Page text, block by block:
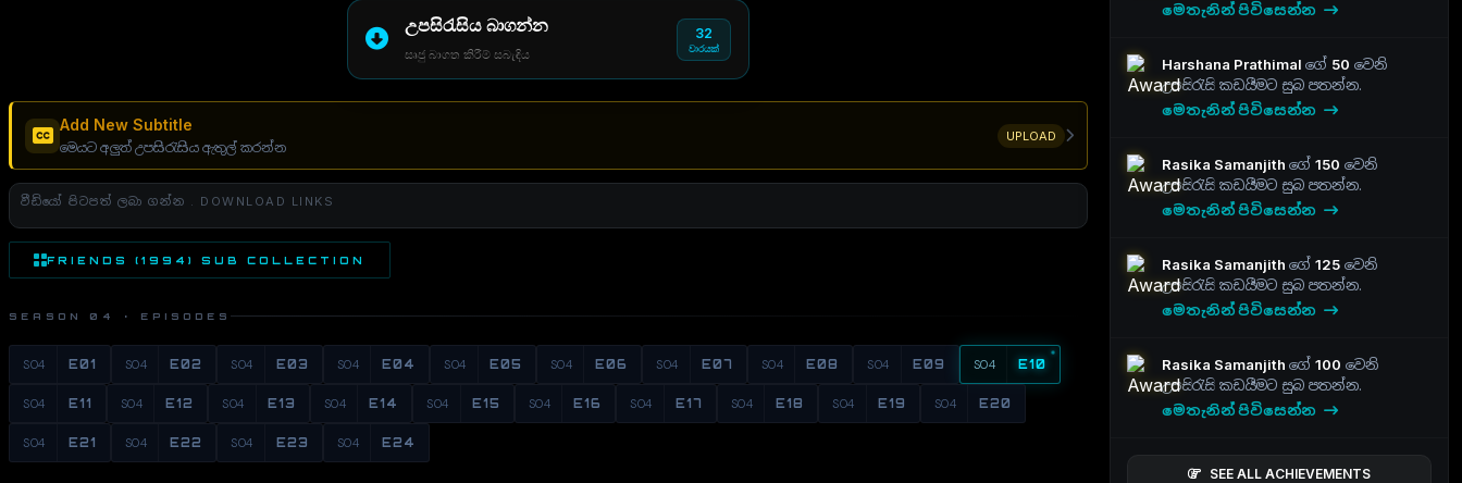
උපසිරැසිය බාගන්න
සෘජු බාගත කිරීම් සබැඳිය
32
වාරයක්
Add New Subtitle
මෙයට අලුත් උපසිරැසිය ඇතුල් කරන්න
UPLOAD
වීඩියෝ පිටපත් ලබා ගන්න . DOWNLOAD LINKS
FRIENDS (1994) SUB COLLECTION
SEASON 04 · EPISODES
S04 E01 S04 E02 S04 E03 S04 E04 S04 E05 S04 E06 S04 E07 S04 E08 S04 E09 S04 E10
S04 E11 S04 E12 S04 E13 S04 E14 S04 E15 S04 E16 S04 E17 S04 E18 S04 E19 S04 E20
S04 E21 S04 E22 S04 E23 S04 E24
මෙතැනින් පිවිසෙන්න
Harshana Prathimal ගේ 50 වෙනි
උපසිරැසි කඩයීමට සුබ පතන්න.
මෙතැනින් පිවිසෙන්න
Rasika Samanjith ගේ 150 වෙනි
උපසිරැසි කඩයීමට සුබ පතන්න.
මෙතැනින් පිවිසෙන්න
Rasika Samanjith ගේ 125 වෙනි
උපසිරැසි කඩයීමට සුබ පතන්න.
මෙතැනින් පිවිසෙන්න
Rasika Samanjith ගේ 100 වෙනි
උපසිරැසි කඩයීමට සුබ පතන්න.
මෙතැනින් පිවිසෙන්න
SEE ALL ACHIEVEMENTS